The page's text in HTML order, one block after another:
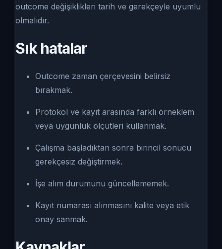
outcome değişiklikleri tarih ve gerekçeyle uyumlu
olmalıdır.
Sık hatalar
Outcome zaman çerçevesini belirsiz
bırakmak.
Protokol ve kayıt arasında farklı örneklem
veya uygunluk ölçütleri kullanmak.
Çalışma başladıktan sonra birincil sonucu
gerekçesiz değiştirmek.
İşe alım durumunu güncellememek.
Kayıt numarası alınmasını kalite veya etik
onay sanmak.